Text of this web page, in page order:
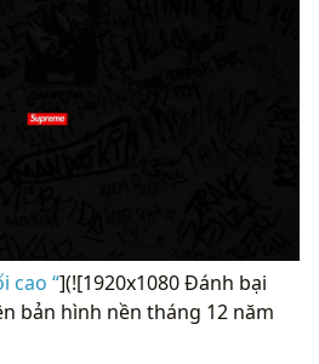
cao “](![1920x1080 Đánh bại
bản hình nền tháng 12 năm